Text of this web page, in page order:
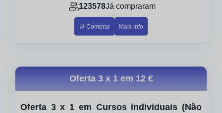
123578Já compraram
🛒 Comprar Mais info
Oferta 3 x 1 em 12 €
Oferta 3 x 1 em Cursos individuais (Não